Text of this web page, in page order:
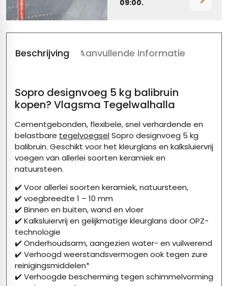
09:00.
Beschrijving Aanvullende informatie
Sopro designvoeg 5 kg balibruin
kopen? Vlagsma Tegelwalhalla
Cementgebonden, flexibele, snel verhardende en
belastbare tegelvoegselSopro designvoeg 5 kg
balibruin. Geschikt voor het kleurglans en kalksluiervrij
voegen van allerlei soorten keramiek en
natuursteen.
✔️ Voor allerlei soorten keramiek, natuursteen,
✔️ voegbreedte 1 – 10 mm
✔️ Binnen en buiten, wand en vloer
✔️ Kalksluiervrij en gelijkmatige kleurglans door OPZ-
technologie
✔️ Onderhoudsarm, aangezien water- en vuilwerend
✔️ Verhoogd weerstandsvermogen ook tegen zure
reinigingsmiddelen*
✔️ Verhoogde bescherming tegen schimmelvorming